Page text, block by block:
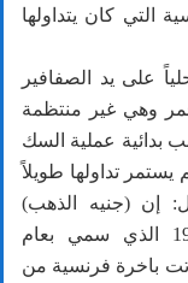
التي كان يتداولها
على يد الصفافير
وهي غير منتظمة
بدائية عملية السك
تداولها طويلاً
إن (جنيه الذهب)
الفرنسي استخدم في الكويت عام 1912 الذي سمي بعام
باخرة فرنسية من